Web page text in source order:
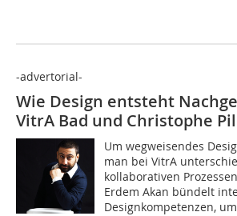
-advertorial-
Wie Design entsteht
VitrA Bad und Christophe
Um wegweisendes
man bei Vi­trA
kollaborativen
Erdem Akan bündelt
Designkompetenzen,